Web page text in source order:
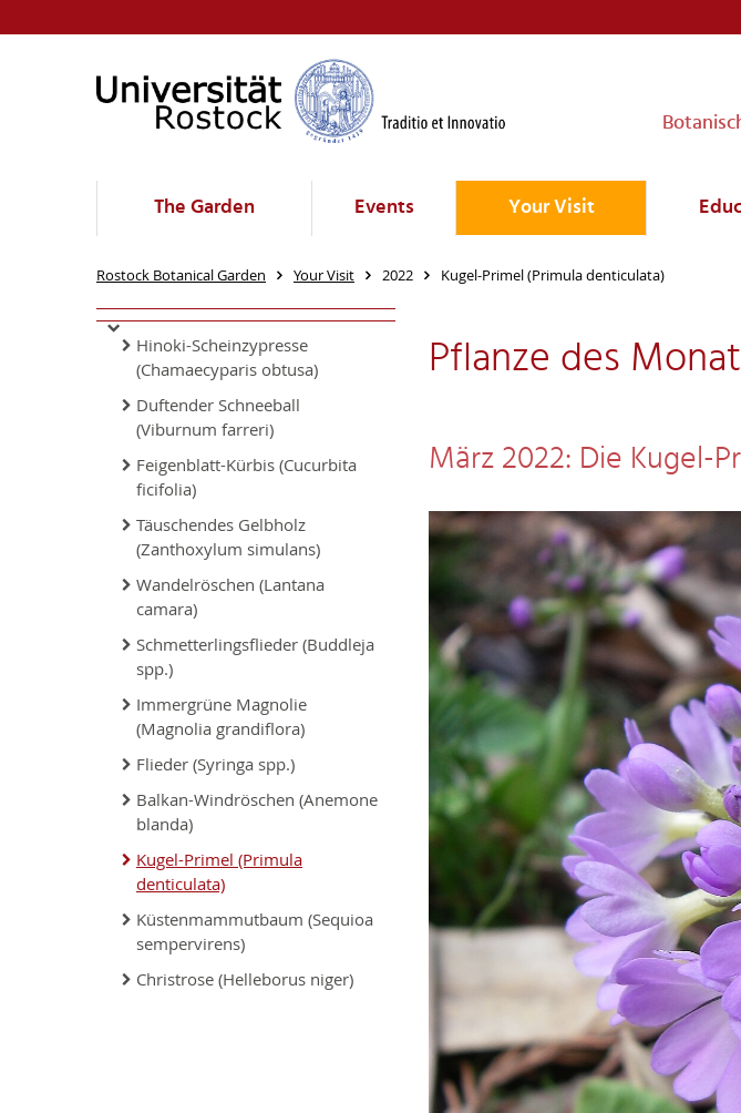
The Garden Events Your Visit
Rostock Botanical Garden Your Visit 2022 Kugel-Primel (Primula denticulata)
Hinoki-Scheinzypresse
(Chamaecyparis obtusa)
Duftender Schneeball
(Viburnum farreri)
Feigenblatt-Kürbis (Cucurbita
ficifolia)
Täuschendes Gelbholz
(Zanthoxylum simulans)
Wandelröschen (Lantana
camara)
Schmetterlingsflieder (Buddleja
spp.)
Immergrüne Magnolie
(Magnolia grandiflora)
Flieder (Syringa spp.)
Balkan-Windröschen (Anemone
blanda)
Kugel-Primel (Primula
denticulata)
Küstenmammutbaum (Sequioa
sempervirens)
Christrose (Helleborus niger)
Pflanze des
März 2022: Die Kugel-